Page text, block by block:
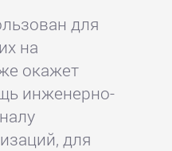
для
на
окажет
инженерно-
для